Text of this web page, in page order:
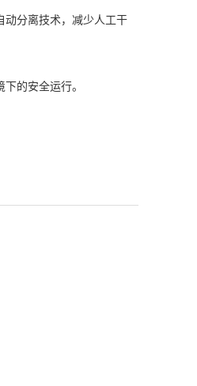
动分离技术，减少人工干
的安全运行。